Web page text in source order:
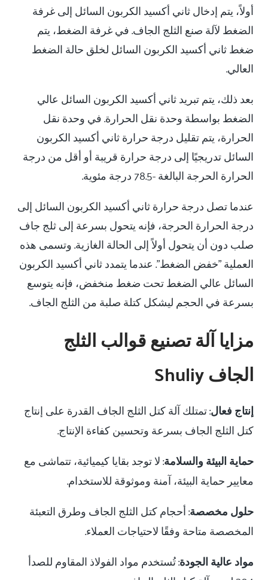
أولاً، يتم إدخال ثاني أكسيد الكربون السائل إلى غرفة
الضغط لآلة صنع الثلج الجاف. في غرفة الضغط، يتم
ضغط ثاني أكسيد الكربون السائل لخلق حالة الضغط
العالي.
بعد ذلك، يتم تبريد ثاني أكسيد الكربون السائل عالي
الضغط بواسطة وحدة نقل الحرارة. في وحدة نقل
الحرارة، يتم تقليل درجة حرارة ثاني أكسيد الكربون
السائل تدريجيًا إلى درجة حرارة قريبة أو أقل من درجة
الحرارة الحرجة البالغة -78.5 درجة مئوية.
عندما تصل درجة حرارة ثاني أكسيد الكربون السائل إلى
درجة الحرارة الحرجة، فإنه يتحول بسرعة إلى ثلج جاف
صلب دون أن يتحول أولاً إلى الحالة الغازية. وتسمى هذه
العملية "خفض الضغط". عندما يتمدد ثاني أكسيد الكربون
السائل عالي الضغط تحت ضغط منخفض، فإنه يتوسع
بسرعة في الحجم ليشكل كتلة صلبة من الثلج الجاف.
مزايا آلة تصنيع قوالب الثلج
الجاف Shuliy
إنتاج فعال: تمتلك آلة كتل الثلج الجاف القدرة على إنتاج
كتل الثلج الجاف بسرعة وتحسين كفاءة الإنتاج.
حماية البيئة والسلامة: لا توجد بقايا كيميائية، تتماشى مع
معايير حماية البيئة، آمنة وموثوقة للاستخدام.
حلول مخصصة: أحجام كتل الثلج الجاف وطرق التعبئة
المخصصة متاحة وفقًا لاحتياجات العملاء.
مواد عالية الجودة: تُستخدم مواد الفولاذ المقاوم للصدأ